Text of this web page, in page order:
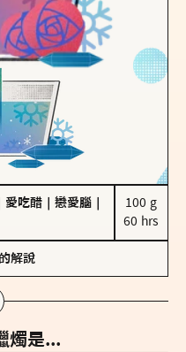
愛吃醋 戀愛腦
100 g
60 hrs
的解說
燭是...